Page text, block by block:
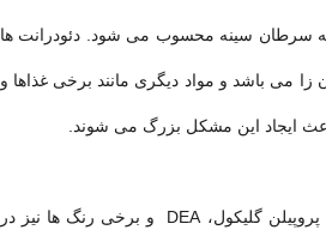
سرطان سینه محسوب می شود. دئودرانت ها
زا می باشد و مواد دیگری مانند برخی غذاها و
ایجاد این مشکل بزرگ می شوند.
علاوه برالومینیوم مواد دیگری نظیر پارابن، پروپیلن گلیکول، DEA و برخی رنگ ها نیز در